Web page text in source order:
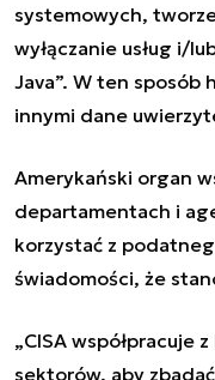
systemowych,
wyłączanie usług i/
Java”. W ten sposób
innymi dane
Amerykański organ
departamentach i
korzystać z
świadomości, że
„CISA współpracuje
sektorów, aby